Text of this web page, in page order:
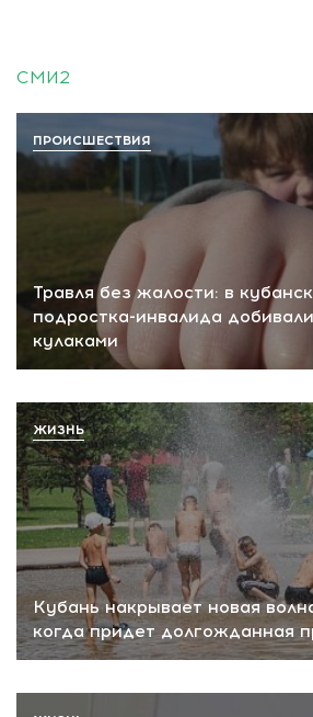
СМИ2
Травля без жалости: в
подростка-инвалида
кулаками
ПРОИСШЕСТВИЯ
Кубань накрывает новая
когда придет долгожданная
ЖИЗНЬ